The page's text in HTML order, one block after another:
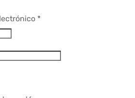
*Requerido